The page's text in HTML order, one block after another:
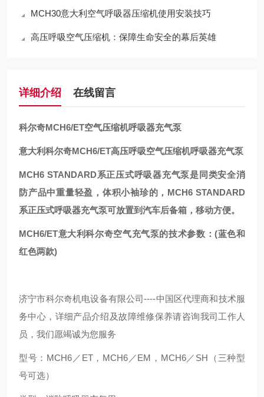
MCH30意大利空气呼吸器压缩机使用安装技巧
高压呼吸空气压缩机：保障生命安全的幕后英雄
详细介绍 在线留言
科尔奇MCH6/ET空气压缩机呼吸器充气泵
意大利科尔奇MCH6/ET高压呼吸空气压缩机呼吸器充气泵
MCH6 STANDARD系正压式呼吸器充气泵是同类安全消
防产品中重量轻盈，体积小袖珍的，MCH6 STANDARD
系正压式呼吸器充气泵可放置到汽车后备箱，移动方便。
MCH6/ET意大利科尔奇空气充气泵的技术参数：(蓝色和
红色两款)
济宁市科尔奇机电设备有限公司----中国区代理商和技术服
务中心，详细产品介绍及故障维修保养请咨询我司工作人
员，我们愿竭诚为您服务
型号：MCH6／ET，MCH6／EM，MCH6／SH（三种型
号可选）